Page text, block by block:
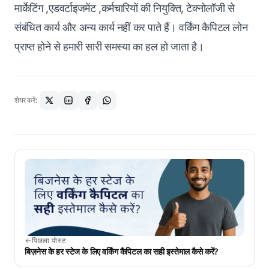
मार्केटिंग ,एडवर्टाइजमेंट ,कर्मचारियों की नियुक्ति, टेक्नोलॉजी से
संबंधित कार्य और अन्य कार्य नहीं कर पाते हैं। वर्किंग कैपिटल लोन
प्राप्त होने से हमारी सारी समस्या का हल हो जाता है।
शेयर करें:
पिछला पोस्ट
बिज़नेस के हर स्टेज के लिए वर्किंग कैपिटल का सही इस्तेमाल कैसे करें?